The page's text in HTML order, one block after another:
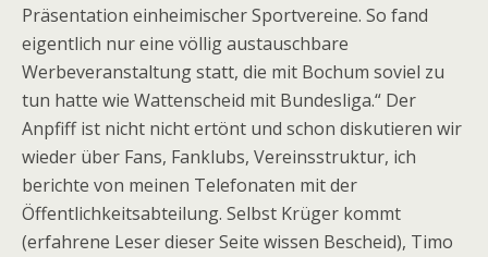
Präsentation einheimischer Sportvereine. So fand
eigentlich nur eine völlig austauschbare
Werbeveranstaltung statt, die mit Bochum soviel zu
tun hatte wie Wattenscheid mit Bundesliga.“ Der
Anpfiff ist nicht nicht ertönt und schon diskutieren wir
wieder über Fans, Fanklubs, Vereinsstruktur, ich
berichte von meinen Telefonaten mit der
Öffentlichkeitsabteilung. Selbst Krüger kommt
(erfahrene Leser dieser Seite wissen Bescheid), Timo